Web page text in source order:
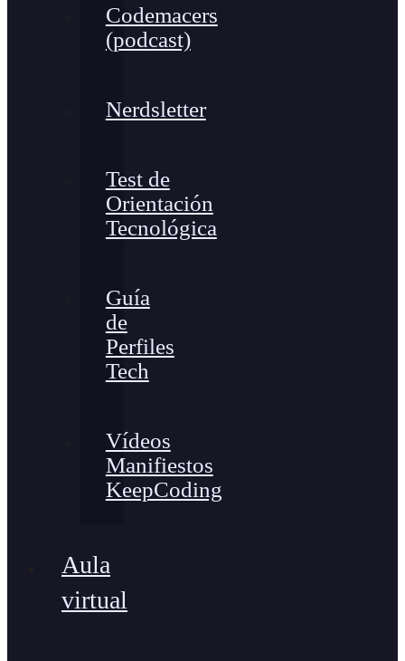
Codemacers
(podcast)
Nerdsletter
Test de
Orientación
Tecnológica
Guía
de
Perfiles
Tech
Vídeos
Manifiestos
KeepCoding
Aula
virtual